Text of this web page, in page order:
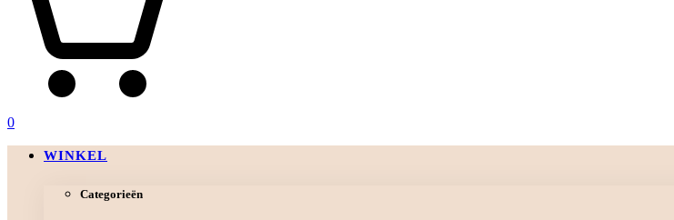
0
WINKEL
Categorieën